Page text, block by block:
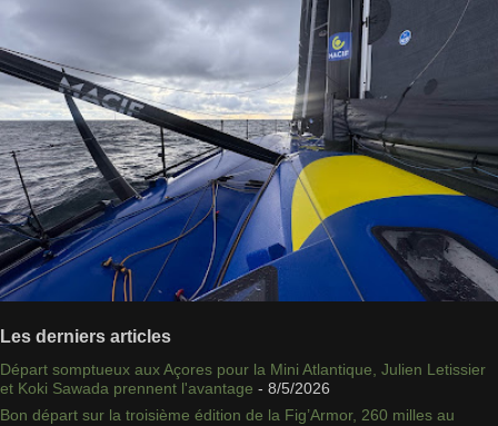
Les derniers articles
Départ somptueux aux Açores pour la Mini Atlantique, Julien Letissier
et Koki Sawada prennent l'avantage - 8/5/2026
Bon départ sur la troisième édition de la Fig’Armor, 260 milles au